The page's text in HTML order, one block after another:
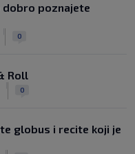
dobro poznajete
0
Roll
0
globus i recite koji je